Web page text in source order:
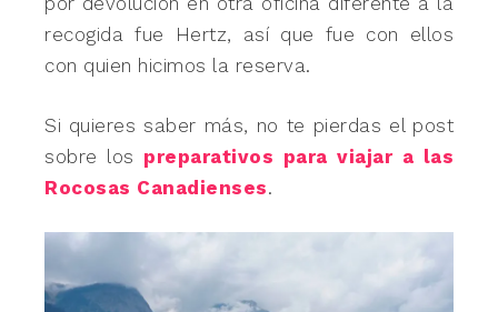
recogida fue Hertz, así que fue con ellos
con quien hicimos la reserva.
Si quieres saber más, no te pierdas el post
sobre los preparativos para viajar a las
Rocosas Canadienses.